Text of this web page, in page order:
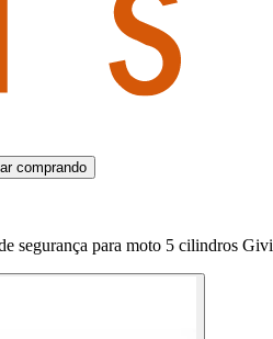
comprando
segurança para moto 5 cilindros Givi